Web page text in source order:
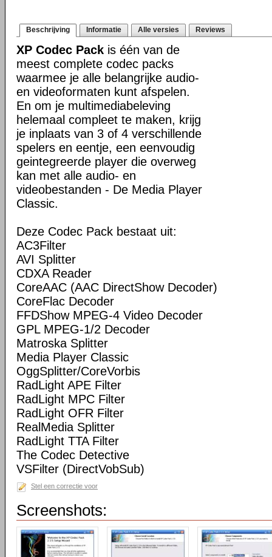
Beschrijving Informatie Alle versies Reviews
XP Codec Pack is één van de
meest complete codec packs
waarmee je alle belangrijke audio-
en videoformaten kunt afspelen.
En om je multimediabeleving
helemaal compleet te maken, krijg
je inplaats van 3 of 4 verschillende
spelers en eentje, een eenvoudig
geintegreerde player die overweg
kan met alle audio- en
videobestanden - De Media Player
Classic.
Deze Codec Pack bestaat uit:
AC3Filter
AVI Splitter
CDXA Reader
CoreAAC (AAC DirectShow Decoder)
CoreFlac Decoder
FFDShow MPEG-4 Video Decoder
GPL MPEG-1/2 Decoder
Matroska Splitter
Media Player Classic
OggSplitter/CoreVorbis
RadLight APE Filter
RadLight MPC Filter
RadLight OFR Filter
RealMedia Splitter
RadLight TTA Filter
The Codec Detective
VSFilter (DirectVobSub)
Stel een correctie voor
Screenshots: